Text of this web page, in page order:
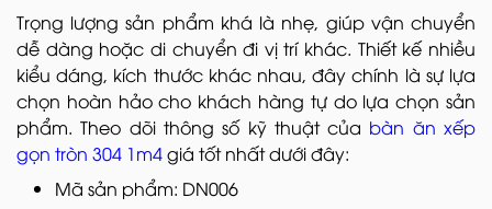
Trọng lượng sản phẩm khá là nhẹ, giúp vận chuyển
dễ dàng hoặc di chuyển đi vị trí khác. Thiết kế nhiều
kiểu dáng, kích thước khác nhau, đây chính là sự lựa
chọn hoàn hảo cho khách hàng tự do lựa chọn sản
phẩm. Theo dõi thông số kỹ thuật của bàn ăn xếp
gọn tròn 304 1m4giá tốt nhất dưới đây:
Mã sản phẩm: DN006